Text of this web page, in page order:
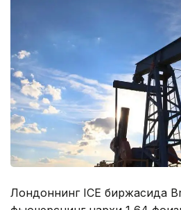
Лондоннинг ICE биржасида